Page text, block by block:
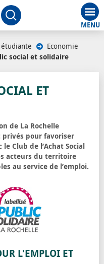
Ouvrir le moteur de
Economie
social et solidaire
ET
de La Rochelle
privés pour favoriser
Club de l’Achat Social
acteurs du territoire
au service de l’emploi.
L'EMPLOI ET